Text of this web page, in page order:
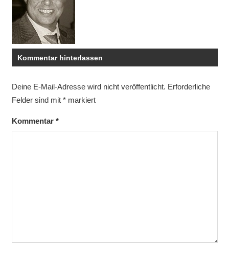
Kommentar hinterlassen
Deine E-Mail-Adresse wird nicht veröffentlicht. Erforderliche
Felder sind mit *markiert
Kommentar *